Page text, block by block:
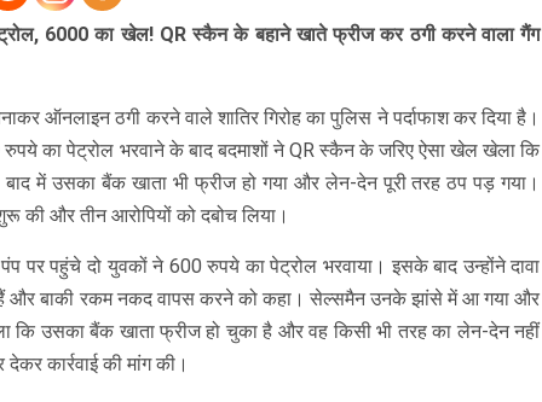
6000 का खेल! QR स्कैन के बहाने खाते फ्रीज कर ठगी करने वाला गैंग
ऑनलाइन ठगी करने वाले शातिर गिरोह का पुलिस ने पर्दाफाश कर दिया है।
का पेट्रोल भरवाने के बाद बदमाशों ने QR स्कैन के जरिए ऐसा खेल खेला कि
में उसका बैंक खाता भी फ्रीज हो गया और लेन-देन पूरी तरह ठप पड़ गया।
की और तीन आरोपियों को दबोच लिया।
पर पहुंचे दो युवकों ने 600 रुपये का पेट्रोल भरवाया। इसके बाद उन्होंने दावा
और बाकी रकम नकद वापस करने को कहा। सेल्समैन उनके झांसे में आ गया और
कि उसका बैंक खाता फ्रीज हो चुका है और वह किसी भी तरह का लेन-देन नहीं
कार्रवाई की मांग की।